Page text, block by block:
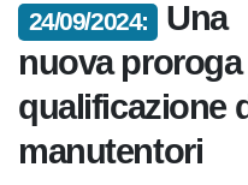
24/09/2024:
Una
nuova
qualificazione
manutentori